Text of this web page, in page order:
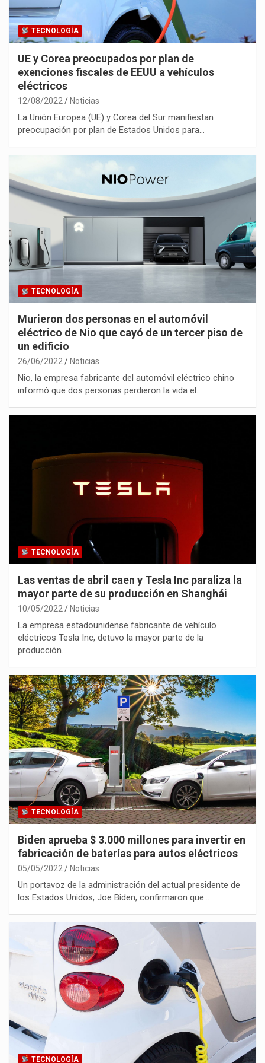
TECNOLOGÍA
UE y Corea preocupados por plan de
exenciones fiscales de EEUU a vehículos
eléctricos
12/08/2022 Noticias
La Unión Europea (UE) y Corea del Sur manifiestan
preocupación por plan de Estados Unidos para…
TECNOLOGÍA
Murieron dos personas en el automóvil
eléctrico de Nio que cayó de un tercer piso de
un edificio
26/06/2022 Noticias
Nio, la empresa fabricante del automóvil eléctrico chino
informó que dos personas perdieron la vida el…
TECNOLOGÍA
Las ventas de abril caen y Tesla Inc paraliza la
mayor parte de su producción en Shanghái
10/05/2022 Noticias
La empresa estadounidense fabricante de vehículo
eléctricos Tesla Inc, detuvo la mayor parte de la
producción…
TECNOLOGÍA
Biden aprueba $ 3.000 millones para invertir en
fabricación de baterías para autos eléctricos
05/05/2022 Noticias
Un portavoz de la administración del actual presidente de
los Estados Unidos, Joe Biden, confirmaron que…
TECNOLOGÍA